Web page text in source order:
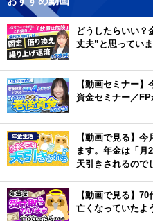
どうしたらいい？
丈夫”と思ってい
【動画セミナー
資金セミナー／FP
【動画で見る】
ます。年金は「月
天引きされるので
【動画で見る】
亡くなっていたよ